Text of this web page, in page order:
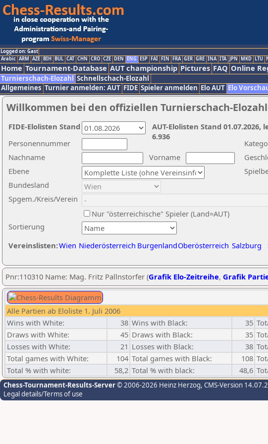
Logged on: Gast
Arabic ARM AZE BIH BUL CAT CHN CRO CZE DEN ENG ESP FAI FIN FRA GER GRE INA ITA JPN MKD LTU
Home Tournament-Database AUT championship Pictures FAQ Online
Turnierschach-Elozahl Schnellschach-Elozahl
Allgemeines Turnier anmelden: AUT FIDE Spieler anmelden Elo AUT Elo
Willkommen bei den offiziellen Turnierschach-
Nachname
Vorname
Ebene
Sortierung
Personennummer
Bundesland
Spgem./Kreis/Verein
Nur "österreichische" Spieler (Land=AUT)
Vereinslisten:Wien Niederösterreich BurgenlandOberösterreich Salzburg
AUT-Elolisten Stand
6.936
FIDE-Elolisten Stand
Pnr:110310 Name: Mag. Fritz Pallnstorfer (Grafik Elo-Zeitreihe, Grafik
Alle Partien ab Eloliste 1. Juli 2006
Wins with White:
38 Wins with Black: 35
Draws with White:
45 Draws with Black: 35
Losses with White:
21 Losses with Black: 38
Total games with White:
104 Total games with Black: 108
Total % with white:
58,2 Total % with black: 48,6
Chess-Tournament-Results-Server© 2006-2026 Heinz Herzog, CMS-Version
Legal details/Terms of use